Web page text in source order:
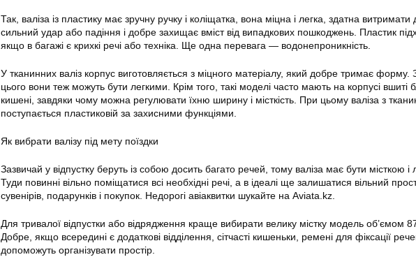
Так, валіза із пластику має зручну ручку і коліщатка, вона міцна і легка, здатна витримати
сильний удар або падіння і добре захищає вміст від випадкових пошкоджень. Пластик
якщо в багажі є крихкі речі або техніка. Ще одна перевага — водонепроникність.
У тканинних валіз корпус виготовляється з міцного матеріалу, який добре тримає форму.
цього вони теж можуть бути легкими. Крім того, такі моделі часто мають на корпусі вшиті
кишені, завдяки чому можна регулювати їхню ширину і місткість. При цьому валіза з
поступається пластиковій за захисними функціями.
Як вибрати валізу під мету поїздки
Зазвичай у відпустку беруть із собою досить багато речей, тому валіза має бути місткою і
Туди повинні вільно поміщатися всі необхідні речі, а в ідеалі ще залишатися вільний
сувенірів, подарунків і покупок. Недорогі авіаквитки шукайте на Aviata.kz.
Для тривалої відпустки або відрядження краще вибирати велику містку модель об’ємом
Добре, якщо всередині є додаткові відділення, сітчасті кишеньки, ремені для фіксації
допоможуть організувати простір.